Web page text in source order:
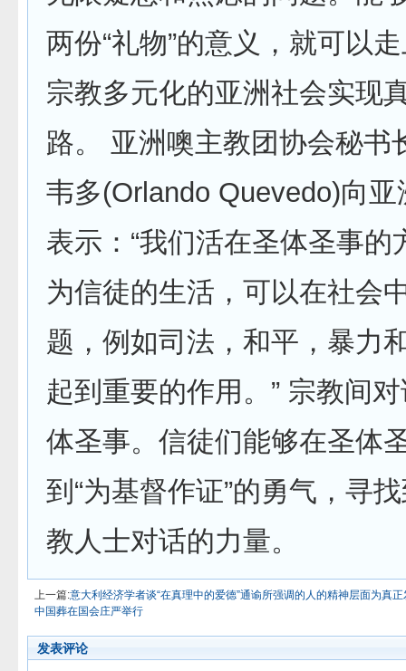
两份“礼物”的意义，就可以
宗教多元化的亚洲社会实现
路。 亚洲噢主教团协会秘书
韦多(Orlando Quevedo)向
表示：“我们活在圣体圣事的
为信徒的生活，可以在社会
题，例如司法，和平，暴力
起到重要的作用。” 宗教间
体圣事。信徒们能够在圣体
到“为基督作证”的勇气，寻
教人士对话的力量。
上一篇:意大利经济学者谈“在真理中的爱德”通谕所强调的人的精神层面为真
中国葬在国会庄严举行
发表评论